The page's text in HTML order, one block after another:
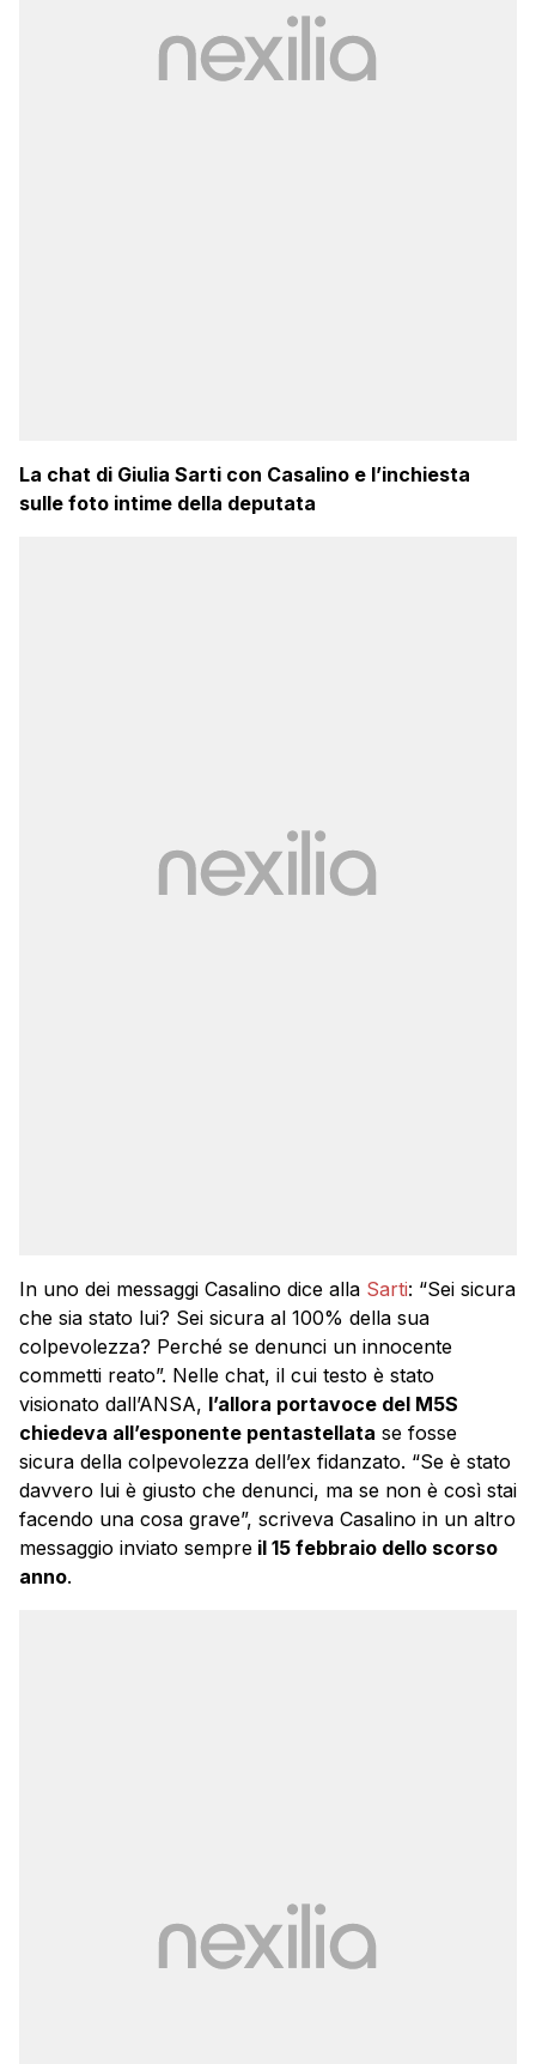
La chat di Giulia Sarti con Casalino e l’inchiesta
sulle foto intime della deputata
In uno dei messaggi Casalino dice alla Sarti: “Sei sicura
che sia stato lui? Sei sicura al 100% della sua
colpevolezza? Perché se denunci un innocente
commetti reato”. Nelle chat, il cui testo è stato
visionato dall’ANSA, l’allora portavoce del M5S
chiedeva all’esponente pentastellata se fosse
sicura della colpevolezza dell’ex fidanzato. “Se è stato
davvero lui è giusto che denunci, ma se non è così stai
facendo una cosa grave”, scriveva Casalino in un altro
messaggio inviato sempre il 15 febbraio dello scorso
anno.